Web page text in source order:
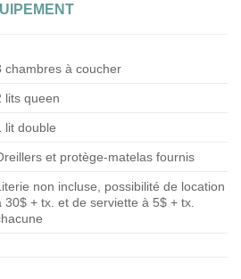
chambres à coucher
lits queen
lit double
et protège-matelas fournis
non incluse, possibilité de location
30$ + tx. et de serviette à 5$ + tx.